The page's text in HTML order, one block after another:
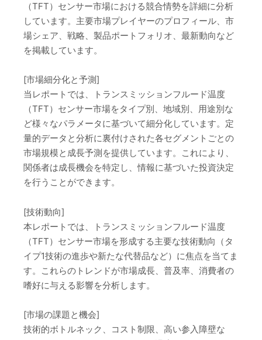
（TFT）センサー市場における競合情勢を詳細に分析
しています。主要市場プレイヤーのプロフィール、市
場シェア、戦略、製品ポートフォリオ、最新動向など
を掲載しています。
[市場細分化と予測]
当レポートでは、トランスミッションフルード温度
（TFT）センサー市場をタイプ別、地域別、用途別な
ど様々なパラメータに基づいて細分化しています。定
量的データと分析に裏付けされた各セグメントごとの
市場規模と成長予測を提供しています。これにより、
関係者は成長機会を特定し、情報に基づいた投資決定
を行うことができます。
[技術動向]
本レポートでは、トランスミッションフルード温度
（TFT）センサー市場を形成する主要な技術動向（タ
イプ1技術の進歩や新たな代替品など）に焦点を当てま
す。これらのトレンドが市場成長、普及率、消費者の
嗜好に与える影響を分析します。
[市場の課題と機会]
技術的ボトルネック、コスト制限、高い参入障壁な